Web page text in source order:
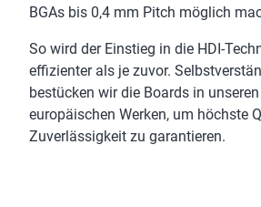
BGAs bis 0,4 mm Pitch möglich
So wird der Einstieg in die HDI-
effizienter als je zuvor.
bestücken wir die Boards in
europäischen Werken, um höchste
Zuverlässigkeit zu garantieren.